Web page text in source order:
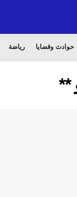
حوادث وقضايا رياضة
**